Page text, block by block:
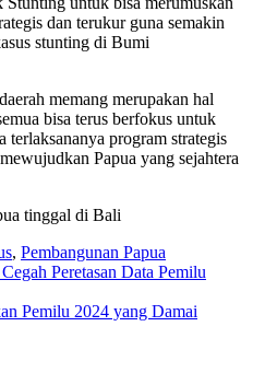
dan terukur guna semakin
stunting di Bumi
memang merupakan hal
bisa terus berfokus untuk
terlaksananya program strategis
Papua yang sejahtera
tinggal di Bali
, Pembangunan Papua
Peretasan Data Pemilu
Pemilu 2024 yang Damai